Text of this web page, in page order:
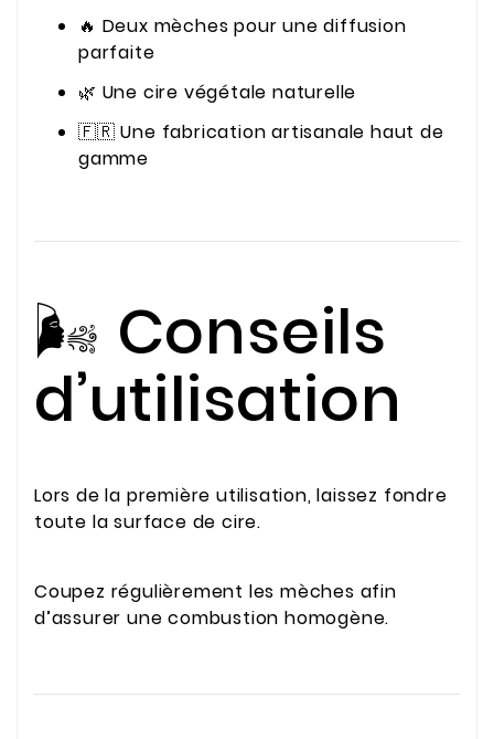
🔥 Deux mèches pour une diffusion
parfaite
🌿 Une cire végétale naturelle
🇫🇷 Une fabrication artisanale haut de
gamme
🌬️ Conseils
d’utilisation
Lors de la première utilisation, laissez fondre
toute la surface de cire.
Coupez régulièrement les mèches afin
d’assurer une combustion homogène.